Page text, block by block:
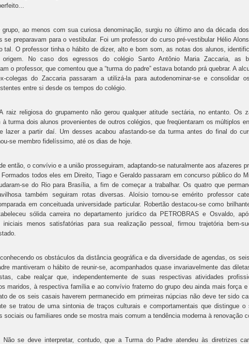
menos com sua curiosa denominação, surgiu no último ano da década dos
se preparavam para o vestibular. Foi um professor do curso pré-vestibular Hélio
tal. O professor tinha o hábito de dizer, alto e bom som, as notas dos alunos,
origem. No caso dos egressos do colégio Santo Antônio Maria Zaccaria, as
o professor, que comentou que a “turma do padre” estava botando prá quebrar. A
colegas do Zaccaria passaram a utilizá-la para autodenominar-se e consolidar
entre si desde os tempos do colégio.
do grupamento não gerou qualquer atitude sectária, no entanto. Os
à turma dois alunos provenientes de outros colégios, que freqüentaram os múltiplos
lazer a partir daí. Um desses acabou afastando-se da turma antes do final do
se membro fidelíssimo, até os dias de hoje.
o convívio e a união prosseguiram, adaptando-se naturalmente aos afazeres
todos eles em Direito, Tiago e Geraldo passaram em concurso público do
se do Rio para Brasília, a fim de começar a trabalhar. Os quatro que
também seguiram rotas diversas. Aloísio tornou-se emérito professor
em conceituada universidade particular. Robertão destacou-se como
sólida carreira no departamento jurídico da PETROBRAS e Osvaldo,
iniciais menos satisfatórias para sua realização pessoal, firmou trajetória bem-
os obstáculos da distância geográfica e da diversidade de agendas, os
mantiveram o hábito de reunir-se, acompanhados quase invariavelmente das
cabe realçar que, independentemente de suas respectivas atividades
maridos, à respectiva família e ao convívio fraterno do grupo deu ainda mais força
de os seis casais haverem permanecido em primeiras núpcias não deve ter sido
se tratou de uma sintonia de traços culturais e comportamentais que distingue o
sociais ou familiares onde se mostra mais comum a tendência moderna à renovação
interpretar, contudo, que a Turma do Padre atendeu às diretrizes